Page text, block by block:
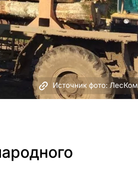
Источник фото: ЛесКом